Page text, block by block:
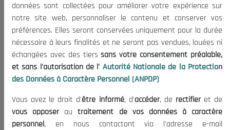
Le CNESE
A Propos
Le président
Organisation
Publications
Informations utiles
Appels d'offres et Consultations
données sont collectées pour améliorer votre expérience sur
notre site web, personnaliser le contenu et conserver vos
préférences. Elles seront conservées uniquement pour la durée
nécessaire à leurs finalités et ne seront pas vendues, louées ni
échangées avec des tierssans votre consentement préalable,
et sans l'autorisation de l' Autorité Nationale de la Protection
des Données à Caractère Personnel (ANPDP)
Vous avez le droit d'être informé, d'accéder, de rectifieret de
vous opposerautraitement de vos données à caractère
personnel, en nous contactant via l'adresse e-mail